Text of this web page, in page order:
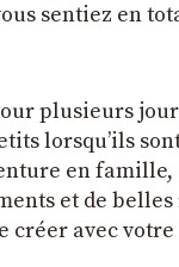
sentiez en
plusieurs
lorsqu’ils
en
et de
créer avec